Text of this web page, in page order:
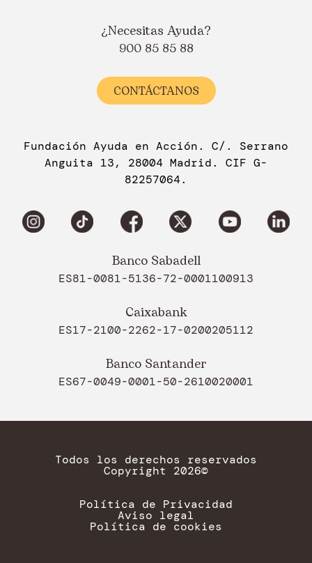
¿Necesitas Ayuda?
900 85 85 88
CONTÁCTANOS
Fundación Ayuda en Acción. C/. Serrano
Anguita 13, 28004 Madrid. CIF G-
82257064.
Banco Sabadell
ES81-0081-5136-72-0001100913
Caixabank
ES17-2100-2262-17-0200205112
Banco Santander
ES67-0049-0001-50-2610020001
Todos los derechos reservados
Copyright 2026©
Política de Privacidad
Aviso legal
Política de cookies